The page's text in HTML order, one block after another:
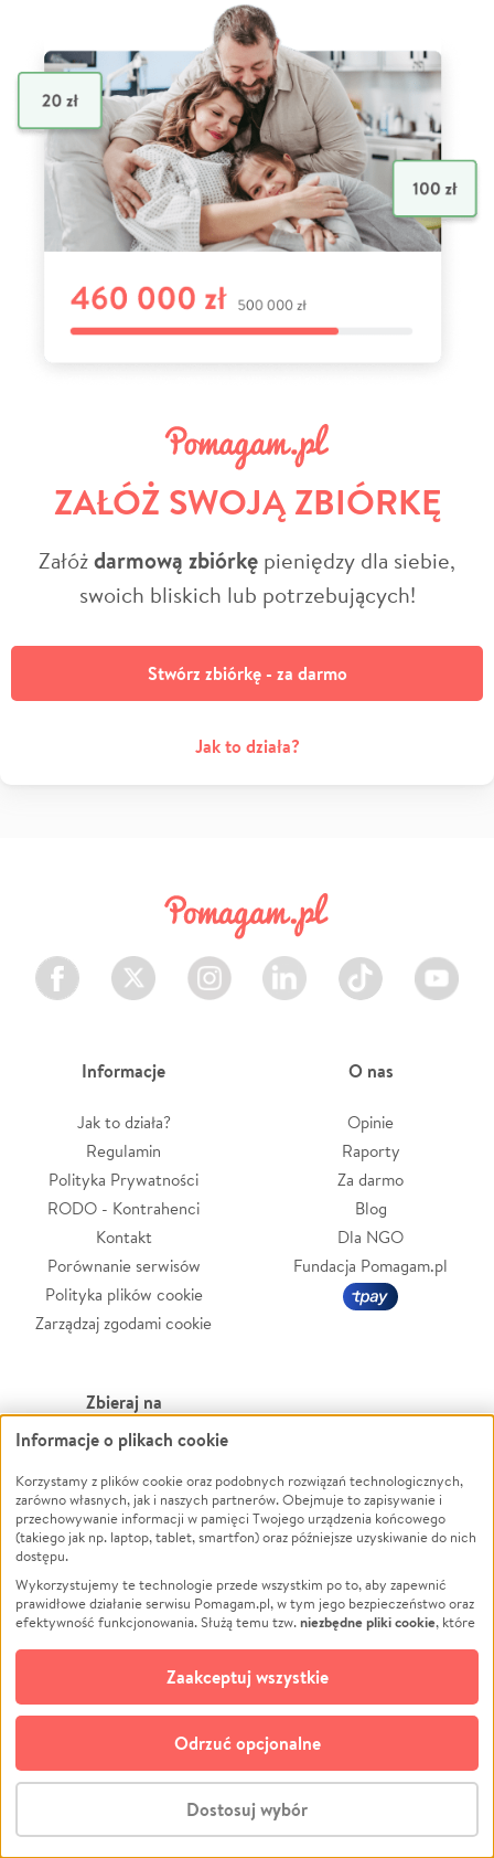
ZAŁÓŻ SWOJĄ ZBIÓRKĘ
Załóżdarmową zbiórkę pieniędzy dla siebie,
swoich bliskich lub potrzebujących!
Stwórz zbiórkę - za darmo
Jak to działa?
Stwórz zbiórkę - za darmo
Facebook Twitter Instagram LinkedIn TikTok Youtube
Informacje
Jak to działa?
Regulamin
Polityka Prywatności
RODO - Kontrahenci
Kontakt
Porównanie serwisów
Polityka plików cookie
Zarządzaj zgodami cookie
O nas
Opinie
Raporty
Za darmo
Blog
Dla NGO
Fundacja Pomagam.pl
Zbieraj na
Leczenie
Zwierzęta
Pożar
Ukraina
Pomoc Finansowa
Projekty
Pogrzeb
Społeczność lokalna
Kultura
Powódź
Wichura
NGO
Edukacja
Podróż
Impreza
Ochrona środowiska
Biznes
© CROWDING SP. Z O.O.
Informacje o plikach cookie
Korzystamy z plików cookie oraz podobnych rozwiązań technologicznych,
zarówno własnych, jak i naszych partnerów. Obejmuje to zapisywanie i
przechowywanie informacji w pamięci Twojego urządzenia końcowego
(takiego jak np. laptop, tablet, smartfon) oraz późniejsze uzyskiwanie do nich
dostępu.
Wykorzystujemy te technologie przede wszystkim po to, aby zapewnić
prawidłowe działanie serwisu Pomagam.pl, w tym jego bezpieczeństwo oraz
efektywność funkcjonowania. Służą temu tzw.niezbędne pliki cookie, które
opcjonalnych plików cookie
technologii do celów analitycznych i retargetingowych. Możesz wyrazić
zgodę na ich stosowanie lub jej odmówić. W dowolnym momencie masz
możliwość zmiany swoich preferencji na stronie „Zarządzaj zgodami cookie”,
do której link znajdziesz w stopce serwisu Pomagam.pl. Opcjonalne pliki
cookie wykorzystywane są w następujących celach:
działanie serwisu Pomagam.pl. Dzięki nim możemy zrozumieć, jak
użytkownicy korzystają z naszego serwisu – skąd trafiają do serwisu, jak
Dostosuj wybór
Odrzuć opcjonalne
Zaakceptuj wszystkie